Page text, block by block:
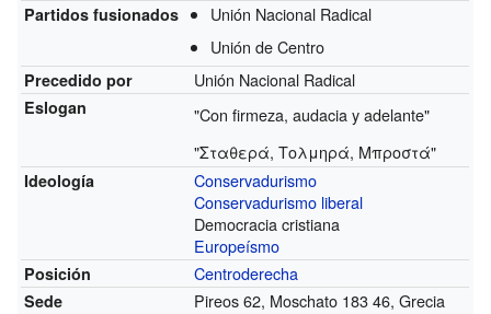
Partidos fusionados
Unión Nacional Radical
Unión de Centro
Precedido por Unión Nacional Radical
Eslogan
"Con firmeza, audacia y adelante"
"Σταθερά, Τολμηρά, Μπροστά"
Ideología
Conservadurismo
Conservadurismo liberal
Democracia cristiana
Europeísmo
Posición Centroderecha
Sede Pireos 62, Moschato 183 46, Grecia